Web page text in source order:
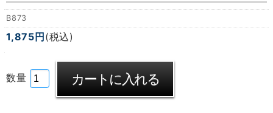
B873
1,875円 (税込)
数量